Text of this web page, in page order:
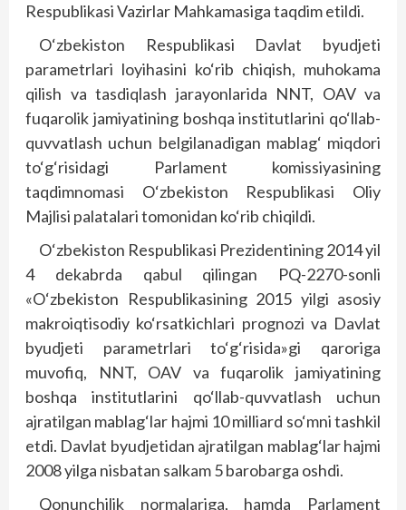
Respublikasi Vazirlar Mahkamasiga taqdim etildi.
O‘zbekiston Respublikasi Davlat byudjeti
parametrlari loyihasini ko‘rib chiqish, muhokama
qilish va tasdiqlash jarayonlarida NNT, OAV va
fuqarolik jamiyatining boshqa institutlarini qo‘llab-
quvvatlash uchun belgilanadigan mablag‘ miqdori
to‘g‘risidagi Parlament komissiyasining
taqdimnomasi O‘zbekiston Respublikasi Oliy
Majlisi palatalari tomonidan ko‘rib chiqildi.
O‘zbekiston Respublikasi Prezidentining 2014 yil
4 dekabrda qabul qilingan PQ-2270-sonli
«O‘zbekiston Respublikasining 2015 yilgi asosiy
makroiqtisodiy ko‘rsatkichlari prognozi va Davlat
byudjeti parametrlari to‘g‘risida»gi qaroriga
muvofiq, NNT, OAV va fuqarolik jamiyatining
boshqa institutlarini qo‘llab-quvvatlash uchun
ajratilgan mablag‘lar hajmi 10 milliard so‘mni tashkil
etdi. Davlat byudjetidan ajratilgan mablag‘lar hajmi
2008 yilga nisbatan salkam 5 barobarga oshdi.
Qonunchilik normalariga, hamda Parlament